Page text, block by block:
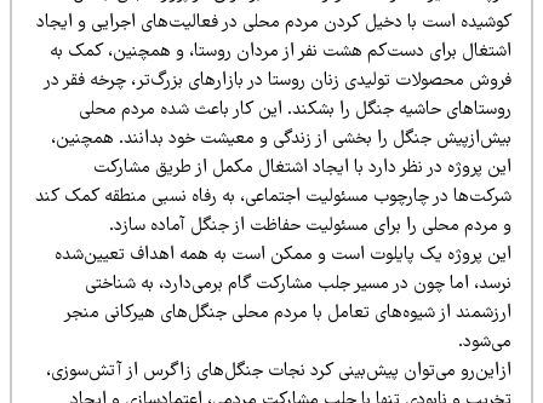
است با دخیل کردن مردم محلی در فعالیت‌های اجرایی و ایجاد
برای دست‌کم هشت نفر از مردان روستا، و همچنین، کمک به
محصولات تولیدی زنان روستا در بازارهای بزرگ‌تر، چرخه فقر در
حاشیه جنگل را بشکند. این کار باعث شده مردم محلی
جنگل را بخشی از زندگی و معیشت خود بدانند. همچنین،
پروژه در نظر دارد با ایجاد اشتغال مکمل از طریق مشارکت
در چارچوب مسئولیت اجتماعی، به رفاه نسبی منطقه کمک کند
مردم محلی را برای مسئولیت حفاظت از جنگل آماده سازد.
پروژه یک پایلوت است و ممکن است به همه اهداف تعیین‌شده
اما چون در مسیر جلب مشارکت گام برمی‌دارد، به شناختی
از شیوه‌های تعامل با مردم محلی جنگل‌های هیرکانی منجر
می‌توان پیش‌بینی کرد نجات جنگل‌های زاگرس از آتش‌سوزی،